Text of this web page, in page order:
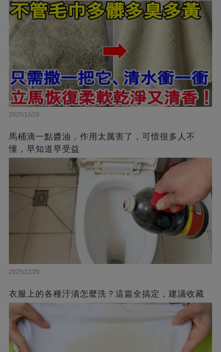
2025/12/29
馬桶滴一點醬油，作用太厲害了，可惜很多人不
懂，早知道早受益
2025/12/29
衣服上的各種汙漬怎麼洗？這篇全搞定，建議收藏